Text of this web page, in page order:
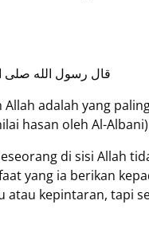
قال رسول الله صلى
adalah yang
hasan oleh Al-Albani)
di sisi Allah
yang ia berikan
atau kepintaran, tapi